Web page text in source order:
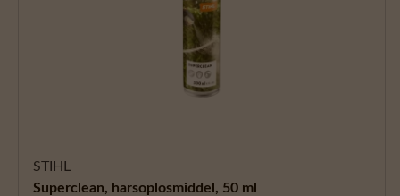
STIHL
Superclean, harsoplosmiddel, 50 ml